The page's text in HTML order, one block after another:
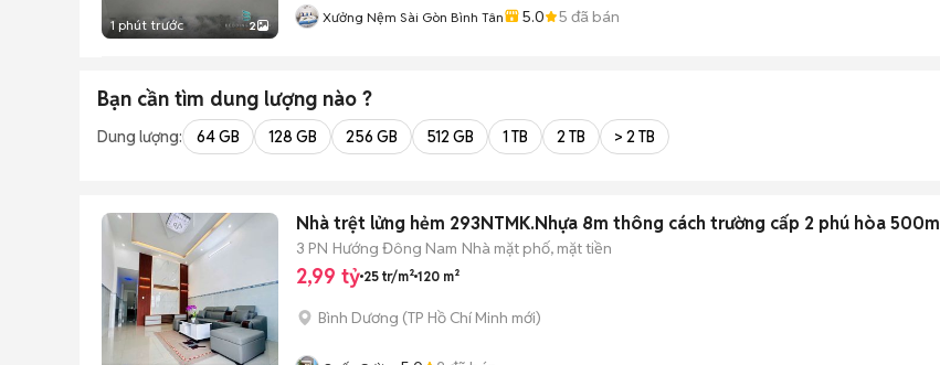
1 phút trước 2 Xưởng Nệm Sài Gòn Bình Tân 5.0 5 đã bán
Bạn cần tìm dung lượng nào ?
Dung lượng: 64 GB 128 GB 256 GB 512 GB 1 TB 2 TB > 2 TB
Nhà trệt lửng hẻm 293NTMK.Nhựa 8m thông cách trường cấp 2 phú hòa 500m
3 PN Hướng Đông Nam Nhà mặt phố, mặt tiền
2,99 tỷ 25 tr/m² 120 m²
Bình Dương (TP Hồ Chí Minh mới)